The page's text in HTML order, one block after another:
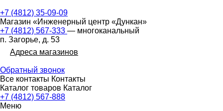
+7 (4812) 35-09-09
Магазин «Инженерный центр «Дункан»
+7 (4812) 567-333 — многоканальный
п. Загорье, д. 53
Адреса магазинов
Обратный звонок
Все контакты Контакты
Каталог товаров Каталог
+7 (4812) 567-888
Меню